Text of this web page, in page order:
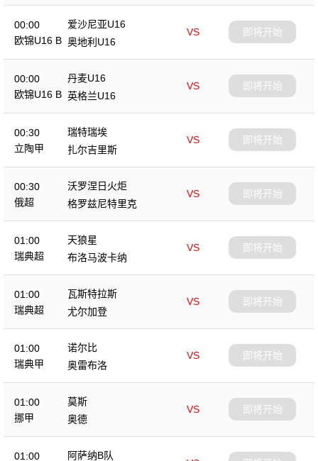
00:00
欧锦U16 B
爱沙尼亚U16
VS
奥地利U16
即将开始
00:00
欧锦U16 B
丹麦U16
VS
英格兰U16
即将开始
00:30
立陶甲
瑞特瑞埃
VS
扎尔吉里斯
即将开始
00:30
俄超
沃罗涅日火炬
VS
格罗兹尼特里克
即将开始
01:00
瑞典超
天狼星
VS
布洛马波卡纳
即将开始
01:00
瑞典超
瓦斯特拉斯
VS
尤尔加登
即将开始
01:00
瑞典甲
诺尔比
VS
奥雷布洛
即将开始
01:00
挪甲
莫斯
VS
奥德
即将开始
01:00 阿萨纳B队